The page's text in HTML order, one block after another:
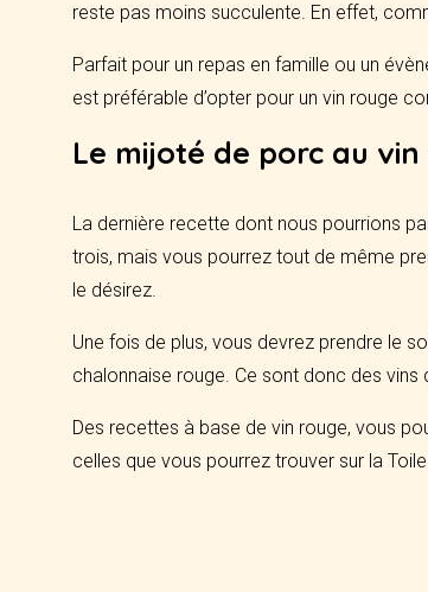
reste pas moins succulente. En effet,
Parfait pour un repas en famille ou un
est préférable d’opter pour un vin rouge
Le mijoté de porc au
La dernière recette dont nous pourrions
trois, mais vous pourrez tout de même
le désirez.
Une fois de plus, vous devrez prendre le
chalonnaise rouge. Ce sont donc des
Des recettes à base de vin rouge, vous
celles que vous pourrez trouver sur la